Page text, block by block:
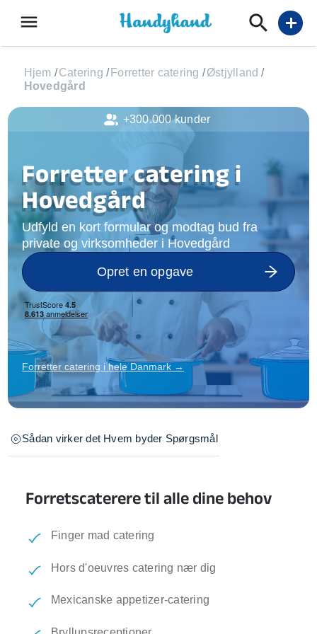
menu add
Hjem /Catering / Forretter catering /Østjylland /
Hovedgård
Forretter catering i
Hovedgård
Udfyld en kort formular og modtag bud fra
private og virksomheder i Hovedgård
Opret en opgave
Forretter catering i hele Danmark →
Sådan virker det Hvem byder Spørgsmål
Forretscaterere til alle dine behov
Finger mad catering
Hors d'oeuvres catering nær dig
Mexicanske appetizer-catering
+300.000 kunder